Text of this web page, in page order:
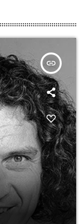
insert_link